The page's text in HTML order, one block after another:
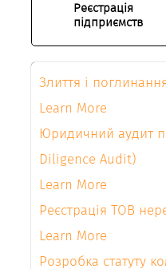
Реєстрація
підприємств
Злиття і
Learn More
Юридичний аудит
Diligence Audit)
Learn More
Реєстрація ТОВ
Learn More
Розробка статуту